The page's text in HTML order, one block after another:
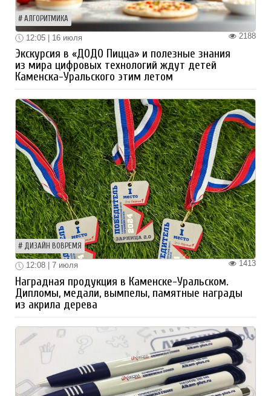
АЛГОРИТМИКА
2188
12:05 | 16 июля
Экскурсия в «ДОДО Пицца» и полезные знания
из мира цифровых технологий ждут детей
Каменска-Уральского этим летом
ДИЗАЙН ВОВРЕМЯ
1413
12:08 | 7 июля
Наградная продукция в Каменске-Уральском.
Дипломы, медали, вымпелы, памятные награды
из акрила дерева